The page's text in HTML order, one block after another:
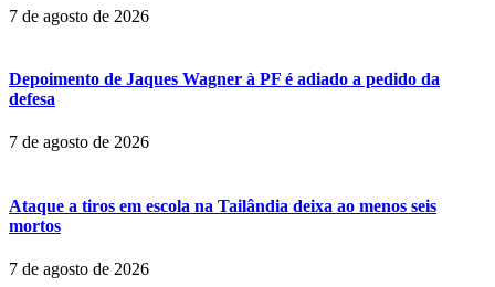
7 de agosto de 2026
Depoimento de Jaques Wagner à PF é adiado a pedido da
defesa
7 de agosto de 2026
Ataque a tiros em escola na Tailândia deixa ao menos seis
mortos
7 de agosto de 2026